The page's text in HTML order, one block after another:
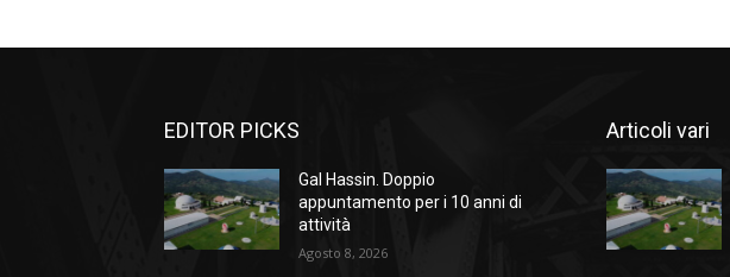
EDITOR PICKS
Gal Hassin. Doppio
appuntamento per i 10 anni di
attività
Agosto 8, 2026
Articoli vari